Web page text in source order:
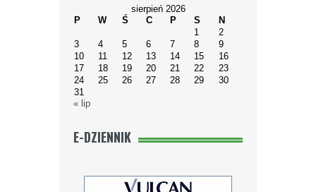
sierpień 2026
P
W Ś C P S
N
1
2
3
4 5 6 7 8
9
10
11 12 13 14 15
16
17
18 19 20 21 22
23
24
25 26 27 28 29
30
31
« lip
E-DZIENNIK